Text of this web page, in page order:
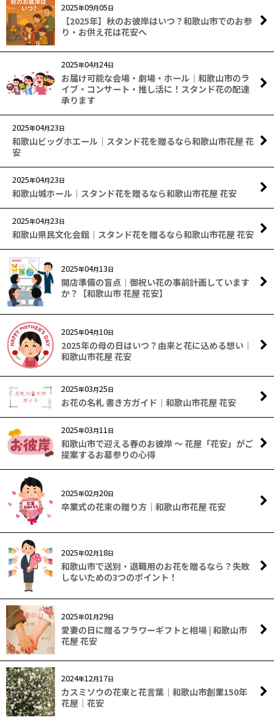
2025年09月05日
【2025年】秋のお彼岸はいつ？和歌山市でのお参
り・お供え花は花安へ
2025年04月24日
お届け可能な会場・劇場・ホール｜和歌山市のラ
イブ・コンサート・推し活に！スタンド花の配達
承ります
2025年04月23日
和歌山ビッグホエール｜スタンド花を贈るなら和歌山市花屋 花
安
2025年04月23日
和歌山城ホール｜スタンド花を贈るなら和歌山市花屋 花安
2025年04月23日
和歌山県民文化会館｜スタンド花を贈るなら和歌山市花屋 花安
2025年04月13日
開店準備の盲点｜御祝い花の事前計画しています
か？【和歌山市 花屋 花安】
2025年04月10日
2025年の母の日はいつ？由来と花に込める想い｜
和歌山市花屋 花安
2025年03月25日
お花の名札 書き方ガイド｜和歌山市花屋 花安
2025年03月11日
和歌山市で迎える春のお彼岸 ～ 花屋「花安」がご
提案するお墓参りの心得
2025年02月20日
卒業式の花束の贈り方｜和歌山市花屋 花安
2025年02月18日
和歌山市で送別・退職用のお花を贈るなら？失敗
しないための3つのポイント！
2025年01月29日
愛妻の日に贈るフラワーギフトと相場 | 和歌山市
花屋 花安
2024年12月17日
カスミソウの花束と花言葉｜和歌山市創業150年
花屋｜花安